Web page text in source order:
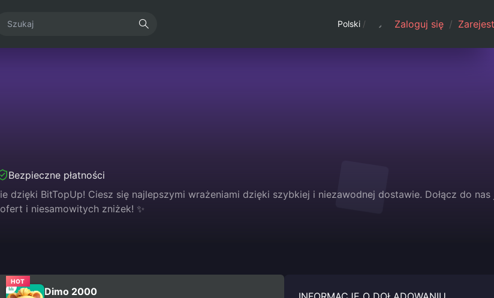
Polski / Zaloguj się /
Bezpieczne płatności
dzięki BitTopUp! Ciesz się najlepszymi wrażeniami dzięki szybkiej i niezawodnej dostawie. Dołącz do nas
i niesamowitych zniżek! ✨
HOT
Dimo 2000